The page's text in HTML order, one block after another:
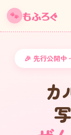
🐾 もふろぐ
🎉 先行公開中
カ